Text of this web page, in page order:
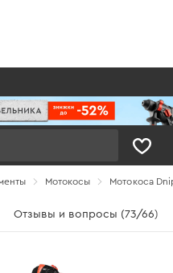
Мотокосы Мотокоса
Отзывы и вопросы (73/66)